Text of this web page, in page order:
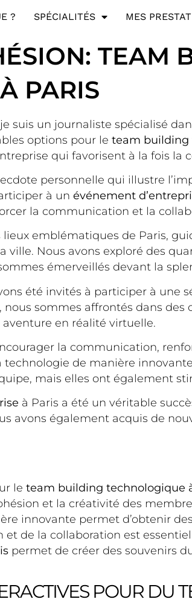
? SPÉCIALITÉS MES
TEAM
PARIS
suis un journaliste spécialisé
options pour le team building
qui favorisent à la fois
personnelle qui illustre
à un événement
la communication et la
emblématiques de Paris,
ville. Nous avons exploré des
émerveillés devant la
été invités à participer à une
sommes affrontés dans
aventure en réalité virtuelle.
la communication,
de manière
mais elles ont également
à Paris a été un véritable
avons également acquis de
le team building technologique
et la créativité des
innovante permet d’obtenir
de la collaboration est
permet de créer des souvenirs
POUR DU